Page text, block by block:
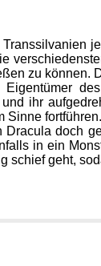
zu können.
ihr
Sinne
Dracula doch
in ein
schief geht,